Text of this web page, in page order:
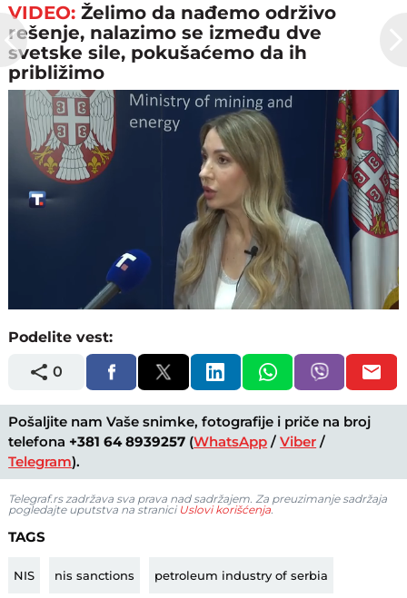
VIDEO:Želimo da nađemo održivo
rešenje, nalazimo se između dve
svetske sile, pokušaćemo da ih
približimo
Unmute Loaded
47.38%
Podelite vest:
0
Pošaljite nam Vaše snimke, fotografije i priče na broj
telefona +381 64 8939257 (WhatsApp /Viber /
Telegram).
Telegraf.rs zadržava sva prava nad sadržajem. Za preuzimanje sadržaja
pogledajte uputstva na stranici Uslovi korišćenja.
TAGS
NIS nis sanctions petroleum industry of serbia